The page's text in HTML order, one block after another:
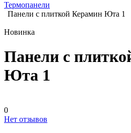
Термопанели
Панели с плиткой Керамин Юта 1
Новинка
Панели с
Юта 1
0
Нет отзывов